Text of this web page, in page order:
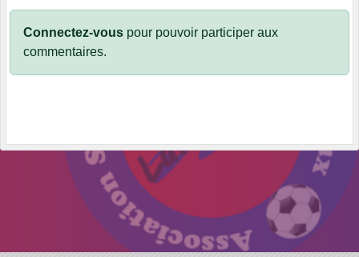
Connectez-vous pour pouvoir participer aux
commentaires.